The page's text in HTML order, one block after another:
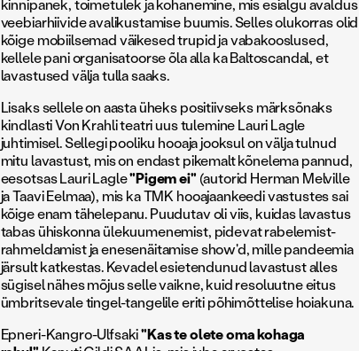
kinnipanek, toimetulek ja kohanemine, mis esialgu avaldus
veebiarhiivide avalikustamise buumis. Selles olukorras olid
kõige mobiilsemad väikesed trupid ja vabakooslused,
kellele pani organisatoorse õla alla ka Baltoscandal, et
lavastused välja tulla saaks.
Lisaks sellele on aasta üheks positiivseks märksõnaks
kindlasti Von Krahli teatri uus tulemine Lauri Lagle
juhtimisel. Sellegi pooliku hooaja jooksul on välja tulnud
mitu lavastust, mis on endast pikemalt kõnelema pannud,
eesotsas Lauri Lagle"Pigem ei"(autorid Herman Melville
ja Taavi Eelmaa), mis ka TMK hooajaankeedi vastustes sai
kõige enam tähelepanu. Puudutav oli viis, kuidas lavastus
tabas ühiskonna ülekuumenemist, pidevat rabelemist-
rahmeldamist ja enesenäitamise show'd, mille pandeemia
järsult katkestas. Kevadel esietendunud lavastust alles
sügisel nähes mõjus selle vaikne, kuid resoluutne eitus
ümbritsevale tingel-tangelile eriti põhimõttelise hoiakuna.
Epneri-Kangro-Ulfsaki"Kas te olete oma kohaga